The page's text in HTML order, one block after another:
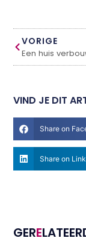
VORIGE
VIND JE DIT
Share on
Share on
GERE